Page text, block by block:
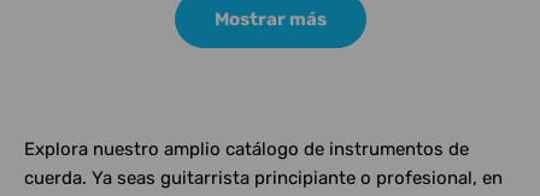
Mostrar más
Explora nuestro amplio catálogo de instrumentos de
cuerda. Ya seas guitarrista principiante o profesional, en